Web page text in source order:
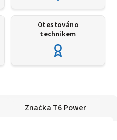
Otestováno
technikem
Značka T6 Power